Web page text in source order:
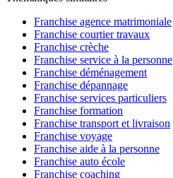
Franchise agence matrimoniale
Franchise courtier travaux
Franchise crèche
Franchise service à la personne
Franchise déménagement
Franchise dépannage
Franchise services particuliers
Franchise formation
Franchise transport et livraison
Franchise voyage
Franchise aide à la personne
Franchise auto école
Franchise coaching